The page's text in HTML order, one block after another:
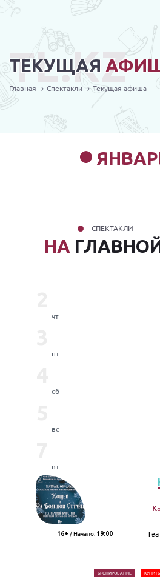
ТЕКУЩАЯ
TL.KZ
Главная Спектакли Текущая афиша
НА
СПЕКТАКЛИ
чт
пт
сб
вс
вт
16+ / Начало: 19:00
БРОНИРОВАНИЕ